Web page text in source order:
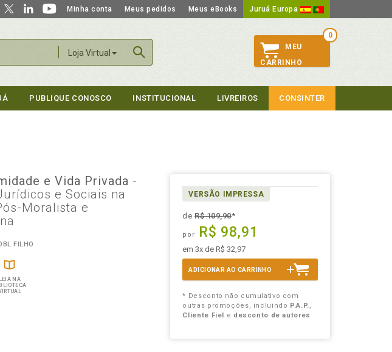
Minha conta Meus pedidos Meus eBooks Juruá Europa
Loja Virtual
0
MEU
CARRINHO
PUBLIQUE CONOSCO INSTITUCIONAL LIVREIROS CONSINTER
e Vida Privada -
e Sociais na
Moralista e
FILHO
LEIA NA
VERSÃO IMPRESSA
deR$ 109,90*
por R$ 98,91
em 3x de R$ 32,97
ADICIONAR AO CARRINHO
* Desconto não cumulativo com
outras promoções, incluindo P.A.P.,
Cliente Fiel e desconto de autores